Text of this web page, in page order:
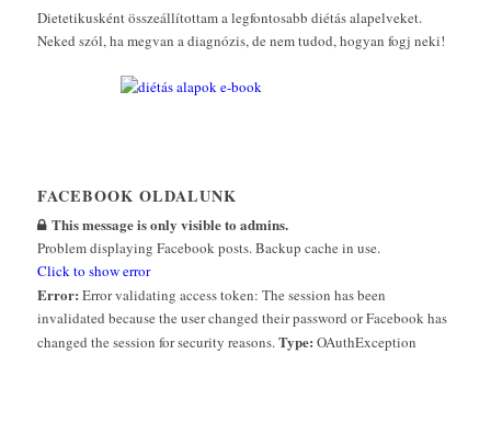
Dietetikusként összeállítottam a legfontosabb diétás alapelveket.
Neked szól, ha megvan a diagnózis, de nem tudod, hogyan fogj neki!
FACEBOOK OLDALUNK
This message is only visible to admins.
Problem displaying Facebook posts. Backup cache in use.
Click to show error
Error: Error validating access token: The session has been
invalidated because the user changed their password or Facebook has
changed the session for security reasons.Type: OAuthException